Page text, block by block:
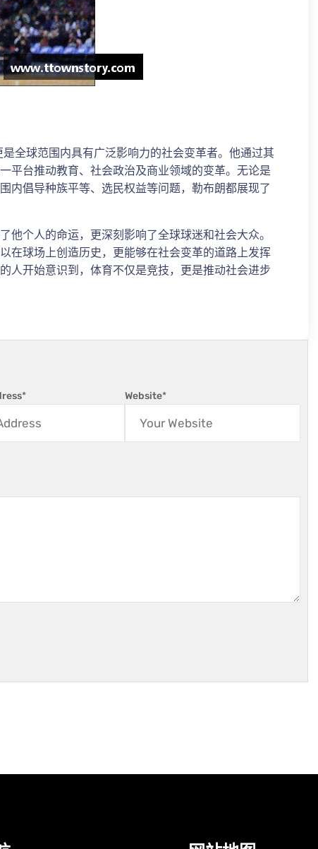
全球范围内具有广泛影响力的社会变革者。他通过其
平台推动教育、社会政治及商业领域的变革。无论是
内倡导种族平等、选民权益等问题，勒布朗都展现了
他个人的命运，更深刻影响了全球球迷和社会大众。
在球场上创造历史，更能够在社会变革的道路上发挥
人开始意识到，体育不仅是竞技，更是推动社会进步
* Website*